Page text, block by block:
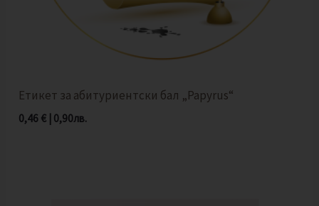
Етикет за абитуриентски бал „Papyrus“
0,46 € 0,90лв.